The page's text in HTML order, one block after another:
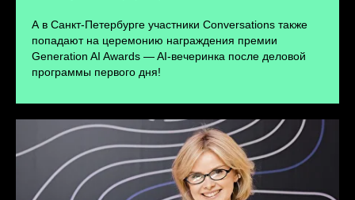
А в Санкт-Петербурге участники Conversations также
попадают на церемонию награждения премии
Generation AI Awards — AI-вечеринка после деловой
программы первого дня!